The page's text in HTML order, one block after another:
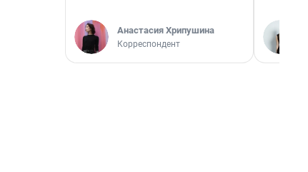
Анастасия Хрипушина
Корреспондент